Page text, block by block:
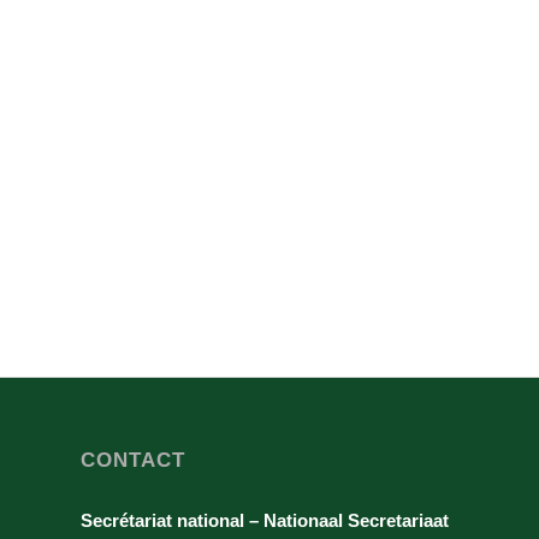
CONTACT
Secrétariat national – Nationaal Secretariaat